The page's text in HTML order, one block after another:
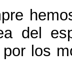
del
los